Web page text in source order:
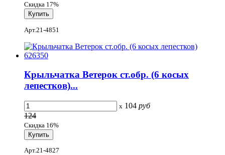
Скидка 17%
Арт.21-4851
Крыльчатка Ветерок ст.обр. (6 косых
лепестков)...
x 104 руб
124
Скидка 16%
Арт.21-4827